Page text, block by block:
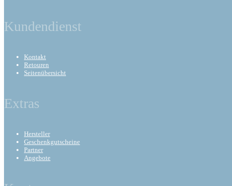
Kundendienst
Kontakt
Retouren
Seitenübersicht
Extras
Hersteller
Geschenkgutscheine
Partner
Angebote